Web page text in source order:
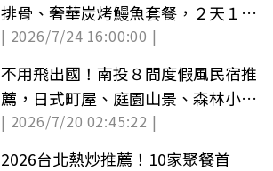
排骨、奢華炭烤鰻魚套餐，２天１夜
山海美食攻略
| 2026/7/24 16:00:00 |
不用飛出國！南投８間度假風民宿推
薦，日式町屋、庭園山景、森林小木
屋
| 2026/7/20 02:45:22 |
2026台北熱炒推薦！10家聚餐首